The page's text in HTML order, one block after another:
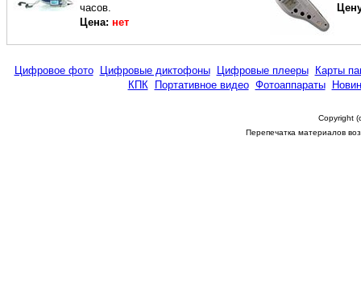
часов.
Цена: нет
Цифровое фото Цифровые диктофоны Цифровые плееры
Карты
КПК
Портативное видео Фотоаппараты
Copyright
Перепечатка материалов